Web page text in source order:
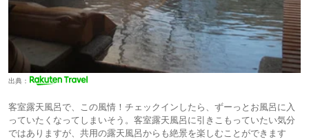
出典：
客室露天風呂で、この風情！チェックインしたら、ずーっとお風呂に入
っていたくなってしまいそう。客室露天風呂に引きこもっていたい気分
ではありますが、共用の露天風呂からも絶景を楽しむことができます